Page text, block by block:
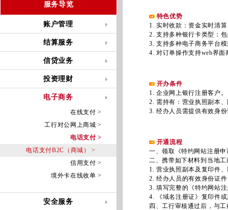
服务导览
账户管理
结算服务
信贷业务
投资理财
电子商务
在线支付 >
工行对公网上商城 >
电话支付 >
电话支付B2C（商城） >
信用支付 >
境外卡在线收单 >
安全服务
特色优势
1. 实时收款：资金实时清算
2. 支持多种银行卡类型：包
3. 支持多种电子商务平台模
4. 对订单操作支持web界面
开办条件
1. 企业网上银行注册客户。
2. 需持有：营业执照副本、
3. 经办人员需提供有效身份
开通流程
一、领取《特约网站注册申
二、携带如下材料到当地工
1. 营业执照副本及复印件、
2. 经办人员的有效身份证件
3. 填写完整的《特约网站注
4. 《域名注册证》复印件或
四、工行审核通过后，与工